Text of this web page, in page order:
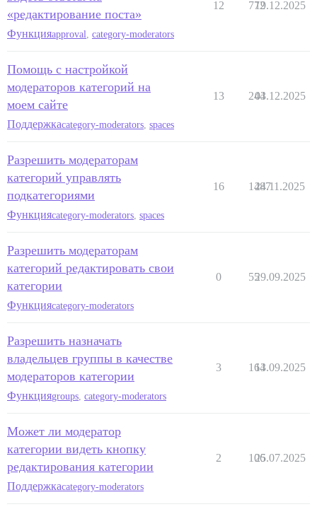
«редактирование поста»
Функцияapproval category-moderators
12 772
19.12.2025
Помощь с настройкой
модераторов категорий на
моем сайте
Поддержкаcategory-moderators spaces
13 244
03.12.2025
Разрешить модераторам
категорий управлять
подкатегориями
Функцияcategory-moderators spaces
16 1487
24.11.2025
Разрешить модераторам
категорий редактировать свои
категории
Функцияcategory-moderators
0 5529.09.2025
Разрешить назначать
владельцев группы в качестве
модераторов категории
Функцияgroups category-moderators
3 164
13.09.2025
Может ли модератор
категории видеть кнопку
редактирования категории
Поддержкаcategory-moderators
2 106
25.07.2025